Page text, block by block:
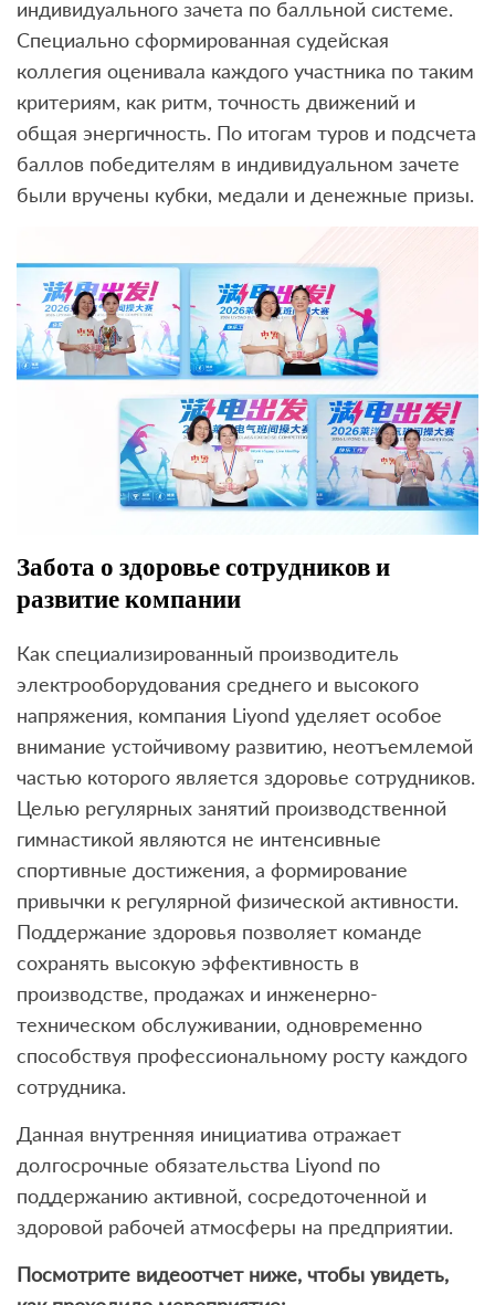
индивидуального зачета по балльной системе.
Специально сформированная судейская
коллегия оценивала каждого участника по таким
критериям, как ритм, точность движений и
общая энергичность. По итогам туров и подсчета
баллов победителям в индивидуальном зачете
были вручены кубки, медали и денежные призы.
Забота о здоровье сотрудников и
развитие компании
Как специализированный производитель
электрооборудования среднего и высокого
напряжения, компания Liyond уделяет особое
внимание устойчивому развитию, неотъемлемой
частью которого является здоровье сотрудников.
Целью регулярных занятий производственной
гимнастикой являются не интенсивные
спортивные достижения, а формирование
привычки к регулярной физической активности.
Поддержание здоровья позволяет команде
сохранять высокую эффективность в
производстве, продажах и инженерно-
техническом обслуживании, одновременно
способствуя профессиональному росту каждого
сотрудника.
Данная внутренняя инициатива отражает
долгосрочные обязательства Liyond по
поддержанию активной, сосредоточенной и
здоровой рабочей атмосферы на предприятии.
Посмотрите видеоотчет ниже, чтобы увидеть,